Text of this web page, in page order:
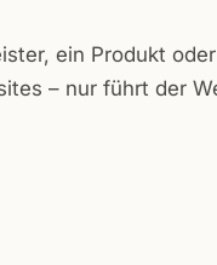
ein Produkt
– nur führt der